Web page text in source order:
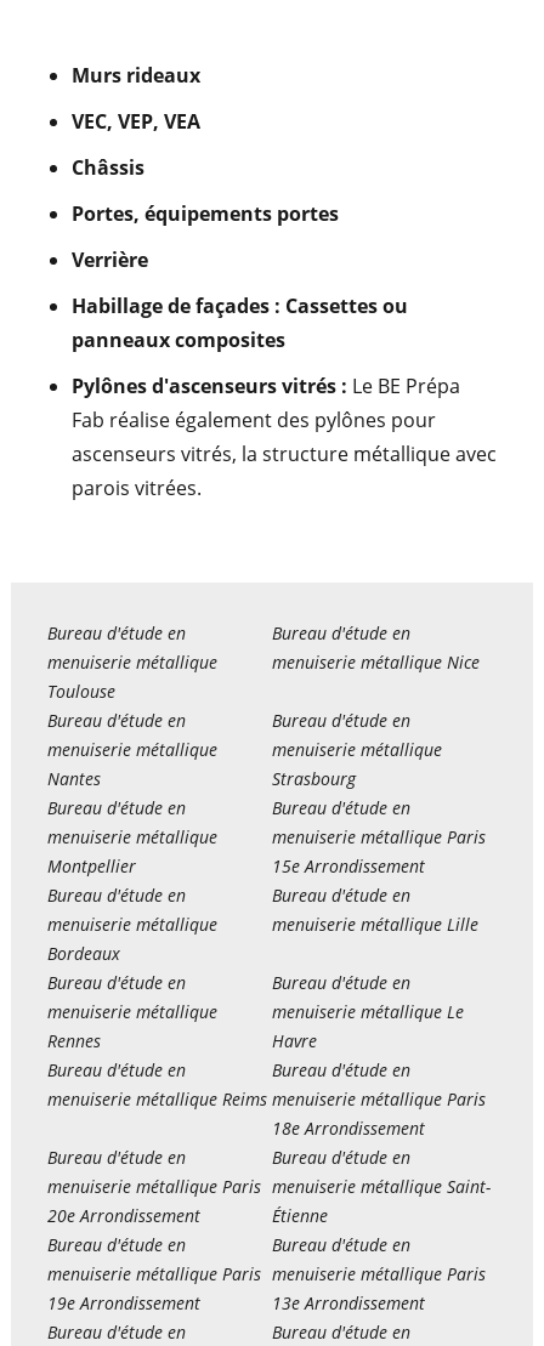
Murs rideaux
VEC, VEP, VEA
Châssis
Portes, équipements portes
Verrière
Habillage de façades : Cassettes ou
panneaux composites
Pylônes d'ascenseurs vitrés : Le BE Prépa
Fab réalise également des pylônes pour
ascenseurs vitrés, la structure métallique avec
parois vitrées.
Bureau d'étude en
menuiserie métallique
Toulouse
Bureau d'étude en
menuiserie métallique Nice
Bureau d'étude en
menuiserie métallique
Nantes
Bureau d'étude en
menuiserie métallique
Strasbourg
Bureau d'étude en
menuiserie métallique
Montpellier
Bureau d'étude en
menuiserie métallique Paris
15e Arrondissement
Bureau d'étude en
menuiserie métallique
Bordeaux
Bureau d'étude en
menuiserie métallique Lille
Bureau d'étude en
menuiserie métallique
Rennes
Bureau d'étude en
menuiserie métallique Le
Havre
Bureau d'étude en
menuiserie métallique Reims
Bureau d'étude en
menuiserie métallique Paris
18e Arrondissement
Bureau d'étude en
menuiserie métallique Paris
20e Arrondissement
Bureau d'étude en
menuiserie métallique Saint-
Étienne
Bureau d'étude en
menuiserie métallique Paris
19e Arrondissement
Bureau d'étude en
menuiserie métallique Paris
13e Arrondissement
Bureau d'étude en
Bureau d'étude en